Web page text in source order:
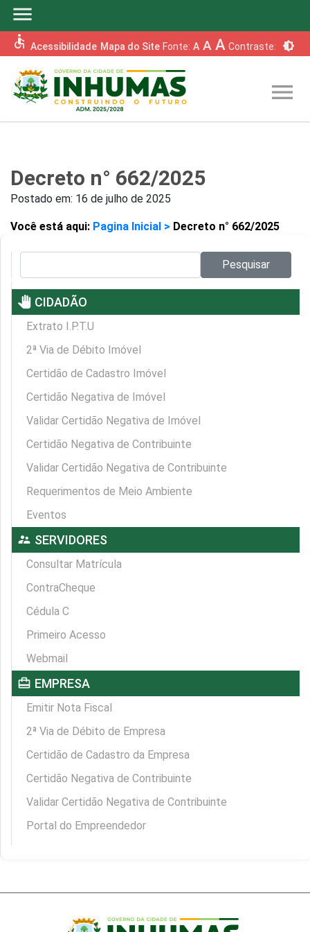
menu
accessible Acessibilidade Mapa do Site Fonte: A A A Contraste: brightness_6
menu
Decreto n° 662/2025
Postado em: 16 de julho de 2025
Você está aqui: Pagina Inicial > Decreto n° 662/2025
Pesquisar
pan_tool CIDADÃO
Extrato I.P.T.U
2ª Via de Débito Imóvel
Certidão de Cadastro Imóvel
Certidão Negativa de Imóvel
Validar Certidão Negativa de Imóvel
Certidão Negativa de Contribuinte
Validar Certidão Negativa de Contribuinte
Requerimentos de Meio Ambiente
Eventos
supervisor_account SERVIDORES
Consultar Matrícula
ContraCheque
Cédula C
Primeiro Acesso
Webmail
card_travel EMPRESA
Emitir Nota Fiscal
2ª Via de Débito de Empresa
Certidão de Cadastro da Empresa
Certidão Negativa de Contribuinte
Validar Certidão Negativa de Contribuinte
Portal do Empreendedor